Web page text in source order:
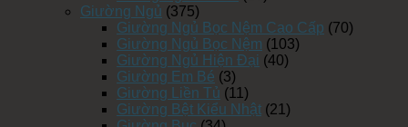
Giường Ngủ (375)
Giường Ngủ Bọc Nệm Cao Cấp (70)
Giường Ngủ Bọc Nệm (103)
Giường Ngủ Hiện Đại (40)
Giường Em Bé (3)
Giường Liền Tủ (11)
Giường Bệt Kiểu Nhật (21)